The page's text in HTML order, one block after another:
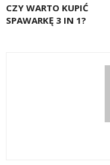
CZY WARTO KUPIĆ
SPAWARKĘ 3 IN 1?